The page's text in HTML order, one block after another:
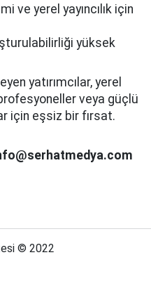
ve yerel yayıncılık için
yüksek
yatırımcılar, yerel
veya güçlü
için eşsiz bir fırsat.
© 2022